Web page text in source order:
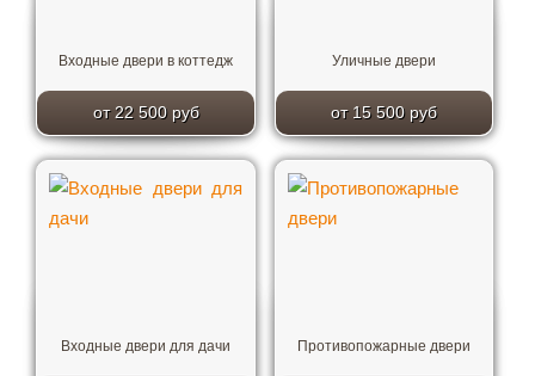
Входные двери в коттедж
от 22 500 руб
Уличные двери
от 15 500 руб
Входные двери для дачи Противопожарные двери